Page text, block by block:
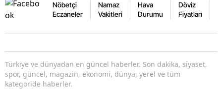
Nöbetçi
Eczaneler
Namaz
Vakitleri
Hava
Durumu
Döviz
Fiyatları
Türkiye ve dünyadan en güncel haberler. Son dakika, siyaset,
spor, güncel, magazin, ekonomi, dünya, yerel ve tüm
kategoride haberler.